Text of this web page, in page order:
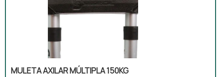
equilíbrio parcial, proporcionando maior
autonomia durante o uso. Além de ser leve e
dobrável, o Andador 3 Barras Fixo E Articulado
está disponível em dois modelos: o Andador
3 Barras Articulado com capacidade de
suporte de até 130 kg e o Andador 3 Barras
MULETA AXILAR MÚLTIPLA 150KG